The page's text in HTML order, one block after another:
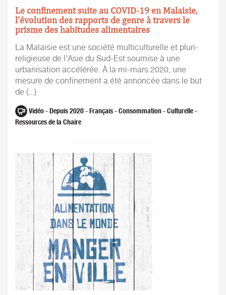
Le confinement suite au COVID-19 en Malaisie,
l’évolution des rapports de genre à travers le
prisme des habitudes alimentaires
La Malaisie est une société multiculturelle et pluri-
religieuse de l’Asie du Sud-Est soumise à une
urbanisation accélérée. À la mi-mars 2020, une
mesure de confinement a été annoncée dans le but
de (...)
Vidéo - Depuis 2020 - Français - Consommation - Culturelle -
Ressources de la Chaire